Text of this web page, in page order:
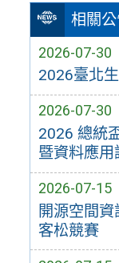
相關
2026-07-30
2026臺北
2026-07-30
2026 總統
暨資料應用
2026-07-15
開源空間
客松競賽